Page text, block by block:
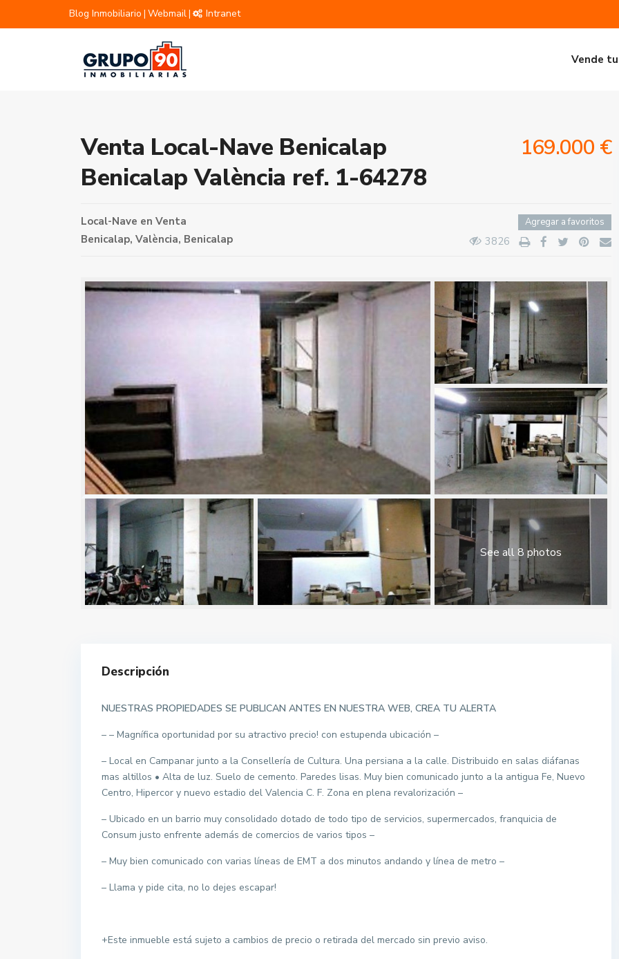
Blog Inmobiliario | Webmail| Intranet
Vende
Venta Local-Nave Benicalap
Benicalap València ref. 1-64278
169.000 €
Local-Nave en Venta
Benicalap, València, Benicalap
Agregar a favoritos
3826
See all 8 photos
Descripción
NUESTRAS PROPIEDADES SE PUBLICAN ANTES EN NUESTRA WEB, CREA TU ALERTA
– – Magnífica oportunidad por su atractivo precio! con estupenda ubicación –
– Local en Campanar junto a la Consellería de Cultura. Una persiana a la calle. Distribuido en salas diáfanas
mas altillos • Alta de luz. Suelo de cemento. Paredes lisas. Muy bien comunicado junto a la antigua Fe, Nuevo
Centro, Hipercor y nuevo estadio del Valencia C. F. Zona en plena revalorización –
– Ubicado en un barrio muy consolidado dotado de todo tipo de servicios, supermercados, franquicia de
Consum justo enfrente además de comercios de varios tipos –
– Muy bien comunicado con varias líneas de EMT a dos minutos andando y línea de metro –
– Llama y pide cita, no lo dejes escapar!
+Este inmueble está sujeto a cambios de precio o retirada del mercado sin previo aviso.